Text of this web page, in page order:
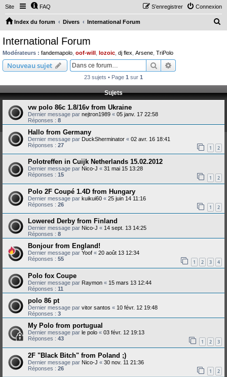
Site FAQ Connexion
S’enregistrer
Index du forum Divers International Forum
c
International Forum
Modérateurs : fandemapolo oof-will lozoic dj flex Arsene TriPolo
Nouveau sujet Rechercher
23 sujets • Page 1 sur 1
Sujets
vw polo 86c 1.8/16v from Ukraine
Dernier message par nejtron1989 « 05 janv. 17 22:58
Réponses : 8
Hallo from Germany
Dernier message par DuckSherminator « 02 avr. 16 18:41
Réponses : 27 1 2
Polotreffen in Cuijk Netherlands 15.02.2012
Dernier message par Nico-J « 31 mai 15 13:28
Réponses : 15 1 2
Polo 2F Coupé 1.4D from Hungary
Dernier message par kuikui60 « 25 juin 14 11:16
Réponses : 26 1 2
Lowered Derby from Finland
Dernier message par Nico-J « 14 sept. 13 14:25
Réponses : 8
Bonjour from England!
Dernier message par Yoof « 20 août 13 12:34
Réponses : 55 1 2 3 4
Polo fox Coupe
Dernier message par Raymon « 15 mars 13 12:44
Réponses : 11
polo 86 pt
Dernier message par vitor santos « 10 févr. 12 19:48
Réponses : 3
My Polo from portugual
Dernier message par le polo « 03 févr. 12 19:13
Réponses : 43 1 2 3
2F "Black Bitch" from Poland ;)
Dernier message par Nico-J « 30 nov. 11 21:36
Réponses : 26 1 2